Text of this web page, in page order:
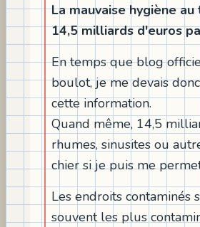
La mauvaise hygiène
14,5 milliards d'euros
En temps que blog
boulot, je me devais
cette information.
Quand même, 14,5
rhumes, sinusites ou
chier si je puis me
Les endroits contaminés
souvent les plus